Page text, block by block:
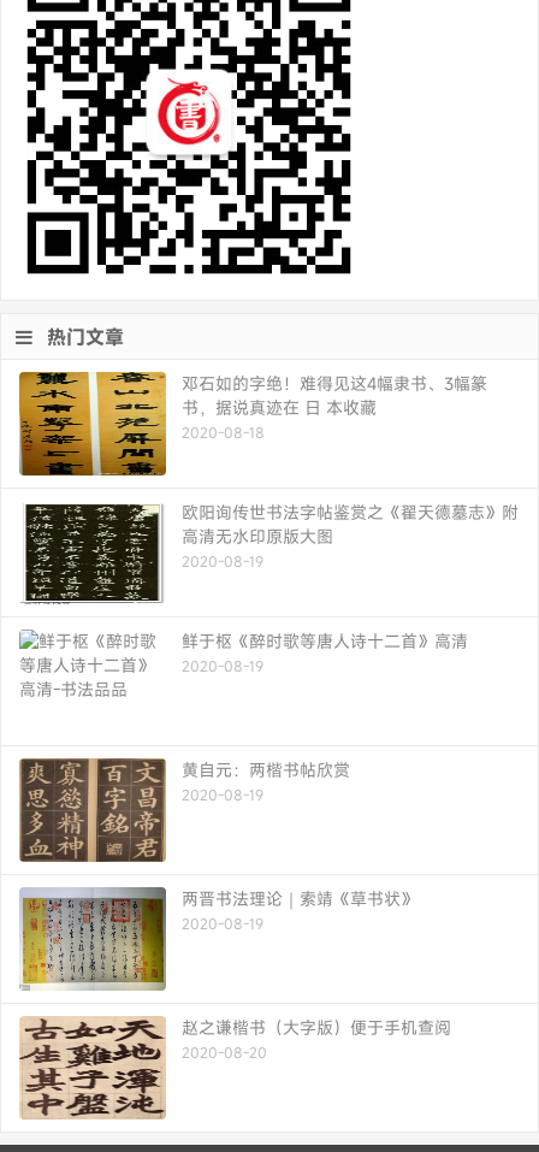
热门文章
邓石如的字绝！难得见这4幅隶书、3幅篆
书，据说真迹在 日 本收藏
2020-08-18
欧阳询传世书法字帖鉴赏之《翟天德墓志》附
高清无水印原版大图
2020-08-19
鲜于枢《醉时歌等唐人诗十二首》高清
2020-08-19
黄自元：两楷书帖欣赏
2020-08-19
两晋书法理论｜索靖《草书状》
2020-08-19
赵之谦楷书（大字版）便于手机查阅
2020-08-20